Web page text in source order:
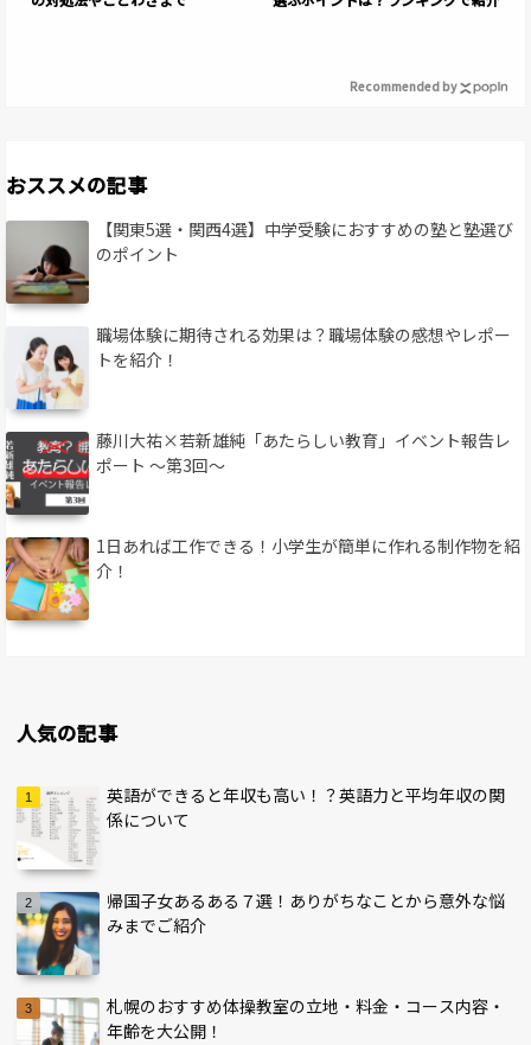
Recommended by
おススメの記事
【関東5選・関西4選】中学受験におすすめの塾と塾選び
のポイント
職場体験に期待される効果は？職場体験の感想やレポー
トを紹介！
藤川大祐×若新雄純「あたらしい教育」イベント報告レ
ポート 〜第3回〜
1日あれば工作できる！小学生が簡単に作れる制作物を紹
介！
人気の記事
英語ができると年収も高い！？英語力と平均年収の関
係について
帰国子女あるある７選！ありがちなことから意外な悩
みまでご紹介
札幌のおすすめ体操教室の立地・料金・コース内容・
年齢を大公開！